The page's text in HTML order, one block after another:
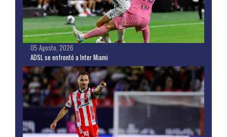
05 Agosto, 2026
ADSL se enfrentó a Inter Miami